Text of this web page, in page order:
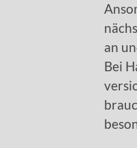
an
Bei